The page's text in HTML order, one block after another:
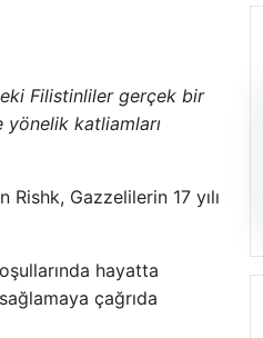
Filistinliler gerçek bir
yönelik katliamları
Rishk, Gazzelilerin 17 yılı
hayatta
çağrıda